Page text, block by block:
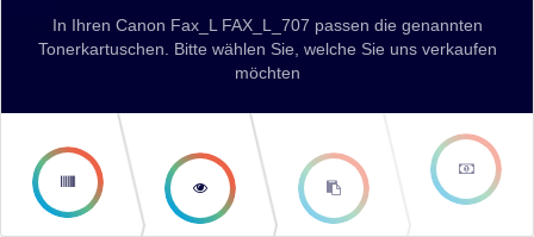
In Ihren Canon Fax_L FAX_L_707 passen die genannten
Tonerkartuschen. Bitte wählen Sie, welche Sie uns verkaufen
möchten
second
step
third step